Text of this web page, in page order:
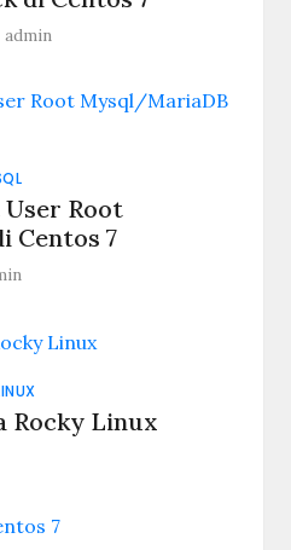
admin
User Root
Centos 7
Rocky Linux